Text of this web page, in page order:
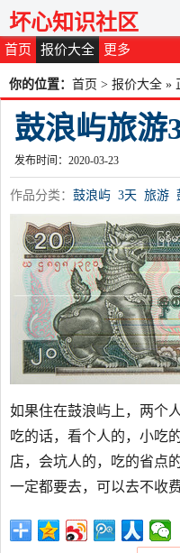
首页 报价大全 更多
坏心知识社区
你的位置： 首页 > 报价大全 »
鼓浪屿旅游
发布时间：2020-03-23
作品分类： 鼓浪屿 3天 旅游
如果住在鼓浪屿上，两个
吃的话，看个人的，小吃
店，会坑人的，吃的省点
一定都要去，可以去不收